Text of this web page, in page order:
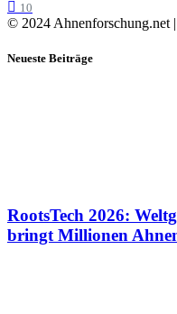
10
© 2024 Ahnenforschung.net |
Neueste Beiträge
RootsTech 2026:
bringt Millionen